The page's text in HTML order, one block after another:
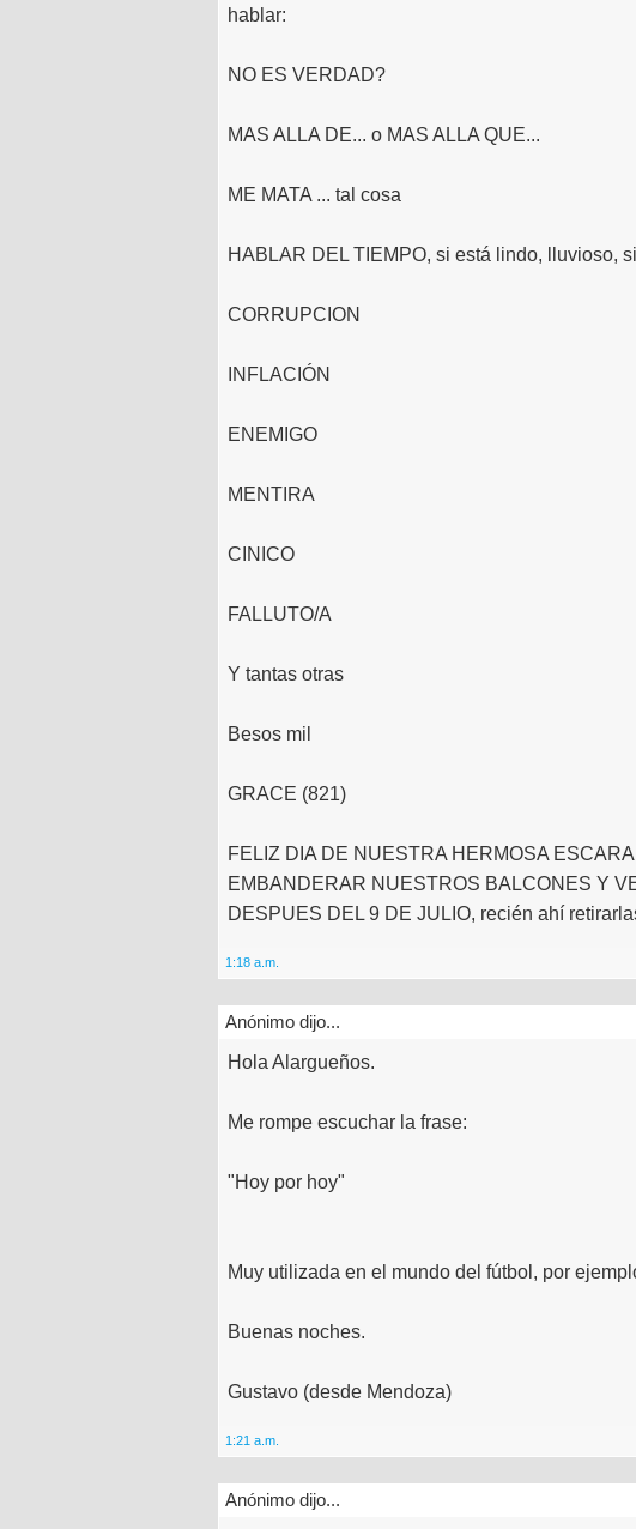
hablar:
NO ES VERDAD?
MAS ALLA DE... o MAS ALLA QUE...
ME MATA ... tal cosa
HABLAR DEL TIEMPO, si está lindo, lluvioso,
CORRUPCION
INFLACIÓN
ENEMIGO
MENTIRA
CINICO
FALLUTO/A
Y tantas otras
Besos mil
GRACE (821)
FELIZ DIA DE NUESTRA HERMOSA
EMBANDERAR NUESTROS BALCONES Y
DESPUES DEL 9 DE JULIO, recién ahí
1:18 a.m.
Anónimo dijo...
Hola Alargueños.
Me rompe escuchar la frase:
"Hoy por hoy"
Muy utilizada en el mundo del fútbol, por
Buenas noches.
Gustavo (desde Mendoza)
1:21 a.m.
Anónimo dijo...